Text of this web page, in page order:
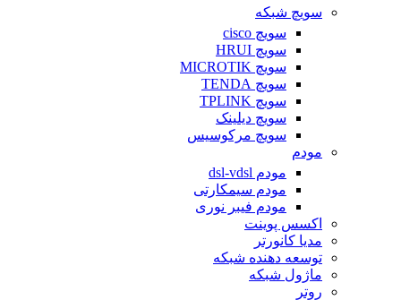
سویچ شبکه
سویچ cisco
سویچ HRUI
سویچ MICROTIK
سویچ TENDA
سویچ TPLINK
سویچ دیلینک
سویچ مرکوسیس
مودم
مودم dsl-vdsl
مودم سیمکارتی
مودم فیبر نوری
اکسس پوینت
مدیا کانورتر
توسعه دهنده شبکه
ماژول شبکه
روتر